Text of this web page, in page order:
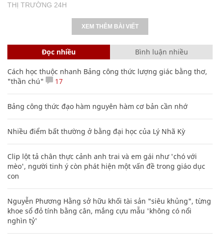
THỊ TRƯỜNG 24H
XEM THÊM BÀI VIẾT
Đọc nhiều Bình luận nhiều
Cách học thuộc nhanh Bảng công thức lượng giác bằng thơ,
"thần chú"
17
Bảng công thức đạo hàm nguyên hàm cơ bản cần nhớ
Nhiều điểm bất thường ở bằng đại học của Lý Nhã Kỳ
Clip lột tả chân thực cảnh anh trai và em gái như 'chó với
mèo', người tinh ý còn phát hiện một vấn đề trong giáo dục
con
Nguyễn Phương Hằng sở hữu khối tài sản "siêu khủng", từng
khoe sổ đỏ tính bằng cân, mắng cựu mẫu 'không có nổi
nghìn tỷ'